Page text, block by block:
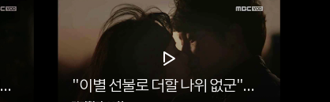
"나는 너야, 너는 나지"…신세기 떠났다, 도현(지성) 인격융합 '신세기, 굿바이, 성공적' "이별 선물로 더할 나위 없군"…리진(황정음), 신세기(지성)에 키스선물 '눈물 이별'